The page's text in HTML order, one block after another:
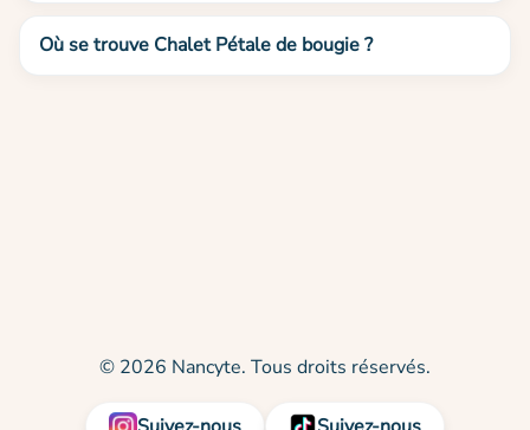
Où se trouve Chalet Pétale de bougie ?
© 2026 Nancyte. Tous droits réservés.